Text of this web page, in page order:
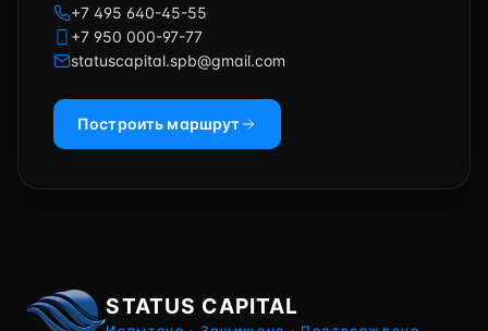
+7 495 640-45-55
+7 950 000-97-77
statuscapital.spb@gmail.com
Построить маршрут
STATUS CAPITAL